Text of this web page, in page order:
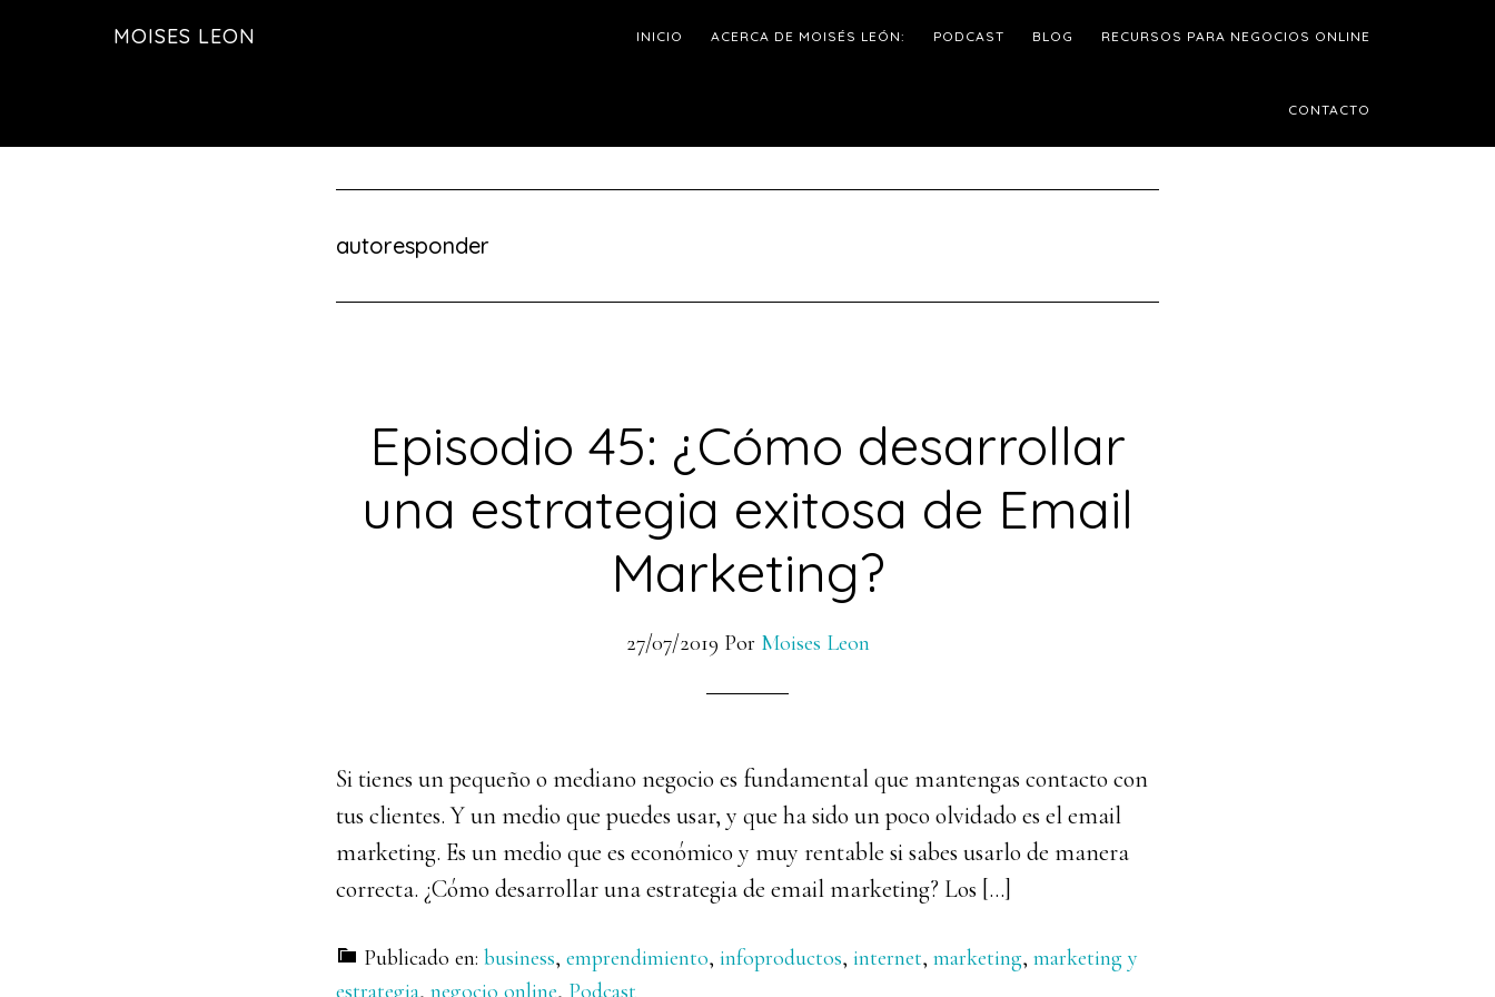
MOISES LEON INICIO ACERCA DE MOISÉS LEÓN: PODCAST BLOG RECURSOS PARA NEGOCIOS ONLINE
CONTACTO
autoresponder
Episodio 45: ¿Cómo desarrollar
una estrategia exitosa de Email
Marketing?
27/07/2019 Por Moises Leon
Si tienes un pequeño o mediano negocio es fundamental que mantengas contacto con
tus clientes. Y un medio que puedes usar, y que ha sido un poco olvidado es el email
marketing. Es un medio que es económico y muy rentable si sabes usarlo de manera
correcta. ¿Cómo desarrollar una estrategia de email marketing? Los […]
Publicado en: business, emprendimiento, infoproductos, internet, marketing, marketing y
estrategia, negocio online, Podcast